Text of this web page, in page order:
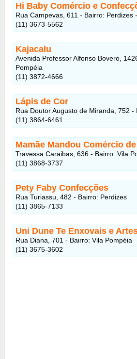
Hi Baby Comércio e
Rua Campevas, 611 - Bairro: Perdizes
(11) 3673-5562
Kajacalu
Avenida Professor Alfonso Bovero,
Pompéia
(11) 3872-4666
Lápis de Cor
Rua Doutor Augusto de Miranda, 752 -
(11) 3864-6461
Mamãe Mandou Comércio
Travessa Caraibas, 636 - Bairro: Vila
(11) 3868-3737
Pety Faby Confecções
Rua Turiassu, 482 - Bairro: Perdizes
(11) 3865-7133
Uni Dune Te Enxovais e
Rua Diana, 701 - Bairro: Vila Pompéia
(11) 3675-3602